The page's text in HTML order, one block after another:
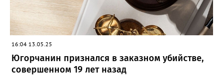
16:04 13.05.25
Югорчанин признался в заказном убийстве,
совершенном 19 лет назад